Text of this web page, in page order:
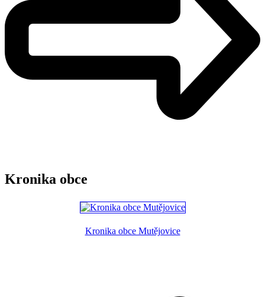
Kronika obce
Kronika obce Mutějovice